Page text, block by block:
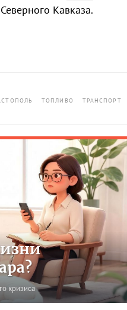
Кавказа.
ТОПЛИВО ТРАНСПОРТ
кризиса